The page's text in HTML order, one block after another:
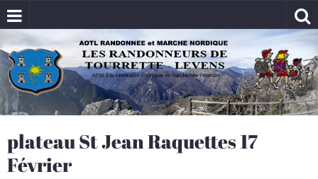
plateau St Jean Raquettes 17
Février